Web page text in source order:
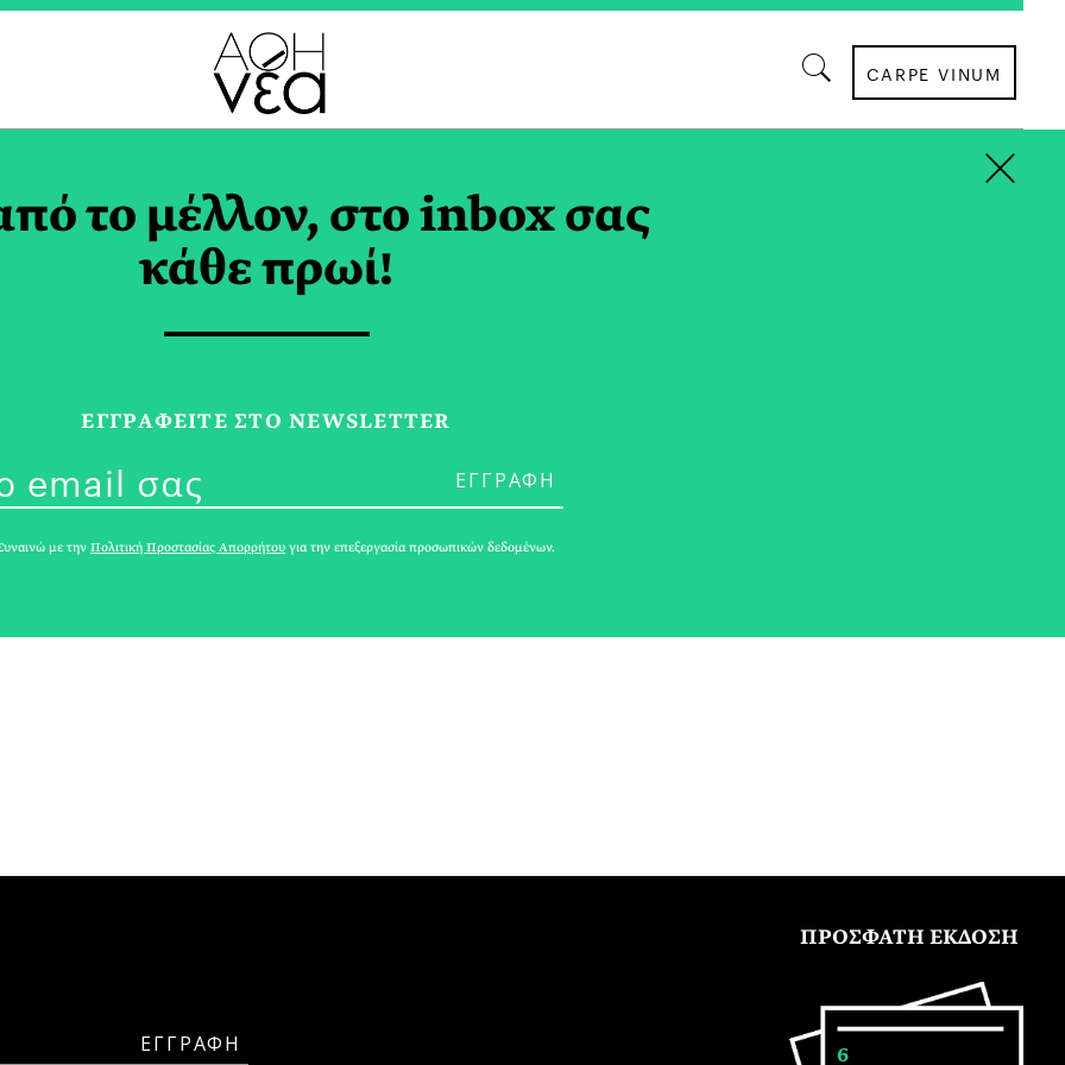
CARPE VINUM
RESTAURANTS TAG
#BraveNewGastronomy: Το Mέλλον
της Eλληνικής Γαστρονομίας
ΑΘΗΝΕΑ
ΠΡΟΣΦΑΤΗ ΕΚΔΟΣΗ
6
το μέλλον, στο inbox σας
κάθε πρωί!
ΕΓΓPΑΦΕΙΤΕ ΣΤΟ NEWSLETTER
με τηνΠολιτική Προστασίας Απορρήτου για την επεξεργασία προσωπικών δεδομένων.
×